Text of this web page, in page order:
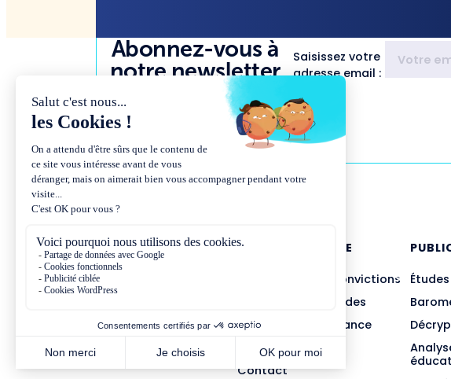
Abonnez-vous à
notre newsletter
Saisissez votre
adresse email :
NOUS CONNAÎTRE
Présentation et convictions
Missions et méthodes
Équipe et gouvernance
Partenariats
Contact
Études